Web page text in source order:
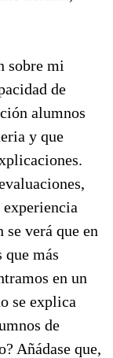
sobre mi
de
alumnos
y que
verá que en
más
en un
se explica
de
Añádase que,